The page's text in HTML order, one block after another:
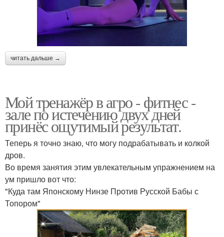
читать дальше →
Мой тренажёр в агро - фитнес -
зале по истечению двух дней
принёс ощутимый результат.
Теперь я точно знаю, что могу подрабатывать и колкой
дров.
Во время занятия этим увлекательным упражнением на
ум пришло вот что:
"Куда там Японскому Нинзе Против Русской Бабы с
Топором"